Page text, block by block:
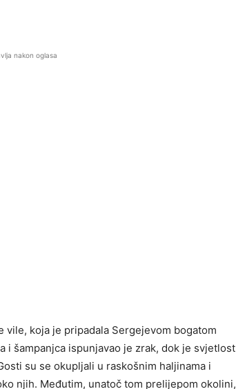
nakon oglasa
koja je pripadala Sergejevom bogatom
i šampanjca ispunjavao je zrak, dok je svjetlost
su se okupljali u raskošnim haljinama i
njih. Međutim, unatoč tom prelijepom okolini,